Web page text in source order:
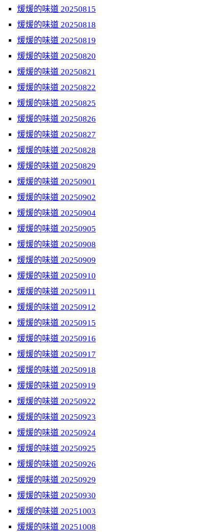
煖煖的味道 20250815
煖煖的味道 20250818
煖煖的味道 20250819
煖煖的味道 20250820
煖煖的味道 20250821
煖煖的味道 20250822
煖煖的味道 20250825
煖煖的味道 20250826
煖煖的味道 20250827
煖煖的味道 20250828
煖煖的味道 20250829
煖煖的味道 20250901
煖煖的味道 20250902
煖煖的味道 20250904
煖煖的味道 20250905
煖煖的味道 20250908
煖煖的味道 20250909
煖煖的味道 20250910
煖煖的味道 20250911
煖煖的味道 20250912
煖煖的味道 20250915
煖煖的味道 20250916
煖煖的味道 20250917
煖煖的味道 20250918
煖煖的味道 20250919
煖煖的味道 20250922
煖煖的味道 20250923
煖煖的味道 20250924
煖煖的味道 20250925
煖煖的味道 20250926
煖煖的味道 20250929
煖煖的味道 20250930
煖煖的味道 20251003
煖煖的味道 20251008